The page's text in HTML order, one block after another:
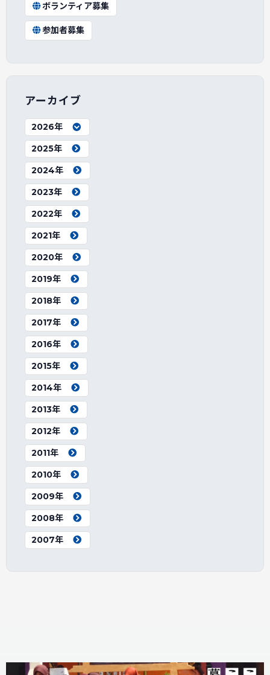
ボランティア募集
参加者募集
アーカイブ
2026年
2025年
2024年
2023年
2022年
2021年
2020年
2019年
2018年
2017年
2016年
2015年
2014年
2013年
2012年
2011年
2010年
2009年
2008年
2007年